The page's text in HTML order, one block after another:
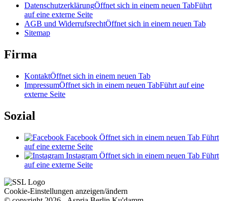
DatenschutzerklärungÖffnet sich in einem neuen TabFührt
auf eine externe Seite
AGB und WiderrufsrechtÖffnet sich in einem neuen Tab
Sitemap
Firma
KontaktÖffnet sich in einem neuen Tab
ImpressumÖffnet sich in einem neuen TabFührt auf eine
externe Seite
Sozial
Facebook Öffnet sich in einem neuen Tab Führt
auf eine externe Seite
Instagram Öffnet sich in einem neuen Tab Führt
auf eine externe Seite
Cookie-Einstellungen anzeigen/ändern